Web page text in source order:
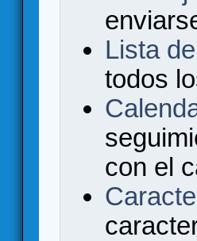
Lista
todos
con el